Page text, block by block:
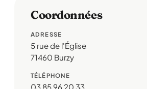
Coordonnées
ADRESSE
5 rue de l'Église
71460 Burzy
TÉLÉPHONE
03 85 96 20 33